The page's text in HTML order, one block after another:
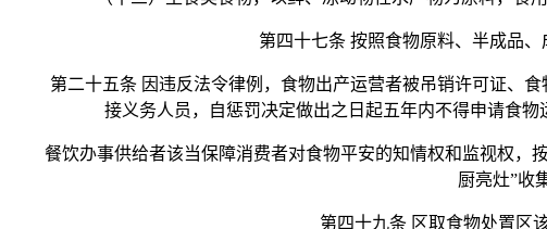
第四十七条 按照食物原料、半成品、
第二十五条 因违反法令律例，食物出产运营者被吊销许可证、食
接义务人员，自惩罚决定做出之日起五年内不得申请食
餐饮办事供给者该当保障消费者对食物平安的知情权和监视权，按
厨亮灶”收
第四十九条 区取食物处置区该